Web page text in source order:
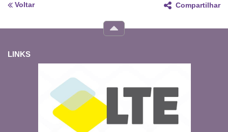
Voltar Compartilhar
LINKS